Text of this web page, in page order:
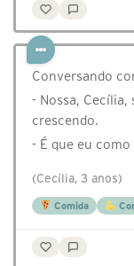
Conversando
- Nossa,
crescendo.⠀
- É que eu
(Cecília, 3 anos)
Comida